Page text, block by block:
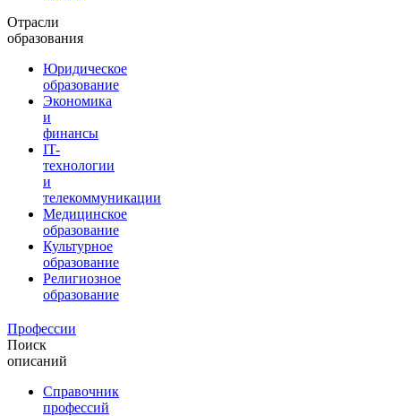
Отрасли
образования
Юридическое
образование
Экономика
и
финансы
IT-
технологии
и
телекоммуникации
Медицинское
образование
Культурное
образование
Религиозное
образование
Профессии
Поиск
описаний
Справочник
профессий